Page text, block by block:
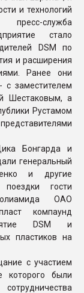
и технологий
служба
стало
DSM по
и расширения
Ранее они
заместителем
Шестаковым, а
Рустамом
Бонгарда и
генеральный
и другие
гости
ОАО
компаунд
DSM и
пластиков на
с участием
которого были